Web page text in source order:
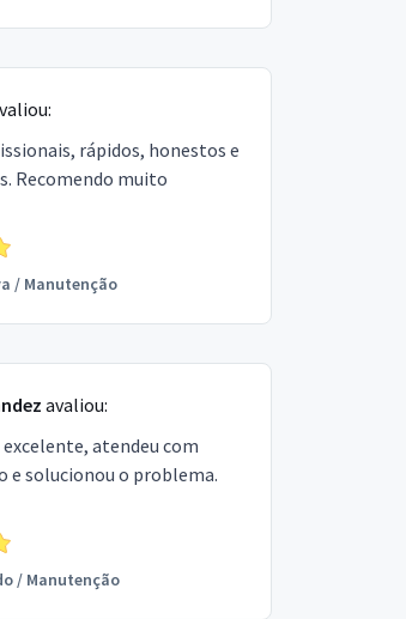
rápidos, honestos e
Recomendo muito
/ Manutenção
avaliou:
atendeu com
e solucionou o problema.
/ Manutenção